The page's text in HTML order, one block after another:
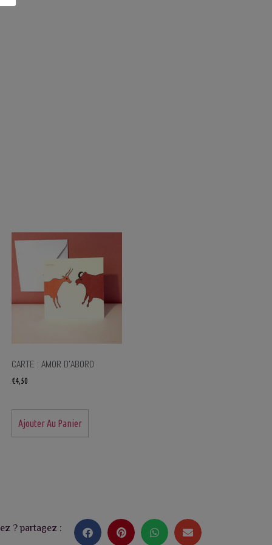
CARTE : AMOR D’ABORD
€4,50
Ajouter Au Panier
? partagez :